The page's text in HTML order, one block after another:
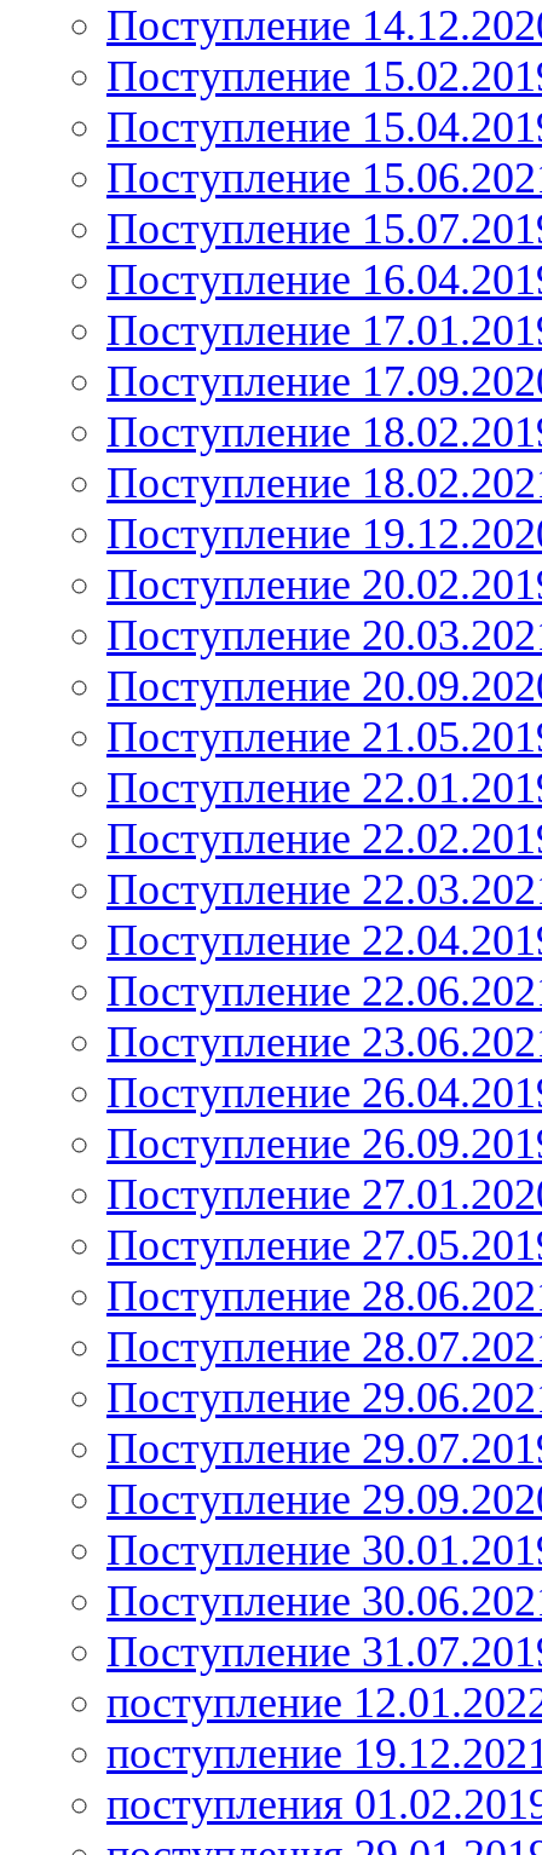
Поступление
Поступление
Поступление
Поступление
Поступление
Поступление
Поступление
Поступление
Поступление
Поступление
Поступление
Поступление
Поступление
Поступление
Поступление
Поступление
Поступление
Поступление
Поступление
Поступление
Поступление
Поступление
Поступление
Поступление
Поступление
Поступление
Поступление
Поступление
Поступление
Поступление
Поступление
Поступление
Поступление
поступление
поступление
поступления